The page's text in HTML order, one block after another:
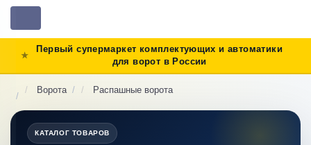
Первый супермаркет комплектующих и автоматики
для ворот в России
Ворота Распашные ворота
КАТАЛОГ ТОВАРОВ